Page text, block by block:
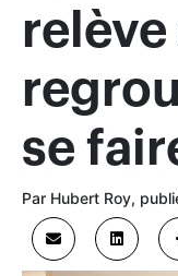
relève
se
Par Hubert Roy,